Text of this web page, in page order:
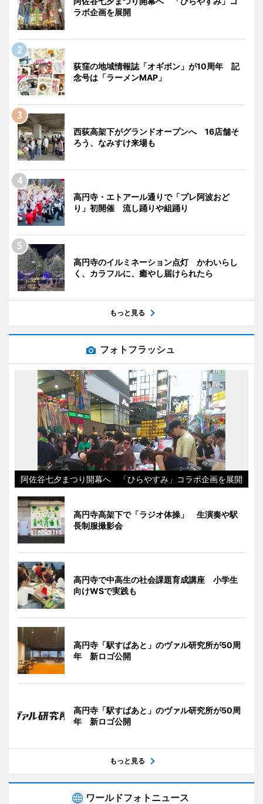
ラボ企画を展開
荻窪の地域情報誌「オギボン」が10周年 記
念号は「ラーメンMAP」
西荻高架下がグランドオープンへ 16店舗そ
ろう、なみすけ来場も
高円寺・エトアール通りで「プレ阿波おど
り」初開催 流し踊りや組踊り
高円寺のイルミネーション点灯 かわいらし
く、カラフルに、癒やし届けられたら
もっと見る
フォトフラッシュ
阿佐谷七夕まつり開幕へ 「ひらやすみ」コラボ企画を展開
高円寺高架下で「ラジオ体操」 生演奏や駅
長制服撮影会
高円寺で中高生の社会課題育成講座 小学生
向けWSで実践も
高円寺「駅すぱあと」のヴァル研究所が50周
年 新ロゴ公開
高円寺「駅すぱあと」のヴァル研究所が50周
年 新ロゴ公開
もっと見る
ワールドフォトニュース